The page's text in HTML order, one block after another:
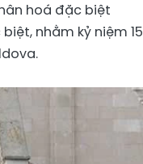
hoá đặc biệt
nhằm kỷ niệm 15